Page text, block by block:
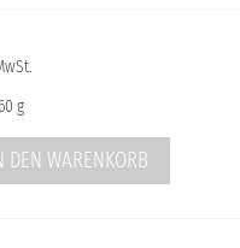
g
DEN WARENKORB